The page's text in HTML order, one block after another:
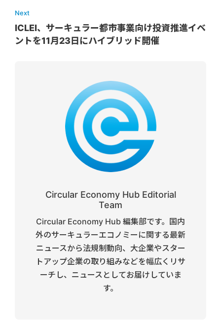
Next
ICLEI、サーキュラー都市事業向け投資推進イベ
ントを11月23日にハイブリッド開催
Circular Economy Hub Editorial
Team
Circular Economy Hub 編集部です。国内
外のサーキュラーエコノミーに関する最新
ニュースから法規制動向、大企業やスター
トアップ企業の取り組みなどを幅広くリサ
ーチし、ニュースとしてお届けしていま
す。